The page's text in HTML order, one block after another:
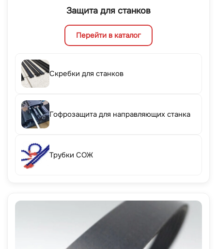
Защита для станков
Перейти в каталог
Скребки для станков
Гофрозащита для направляющих станка
Трубки СОЖ